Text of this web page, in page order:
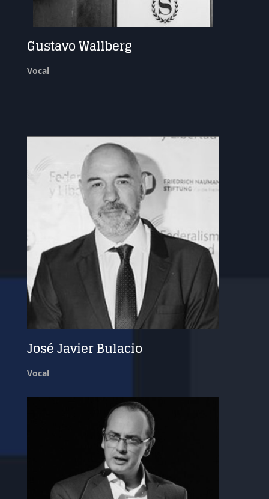
Gustavo Wallberg
Vocal
José Javier Bulacio
Vocal